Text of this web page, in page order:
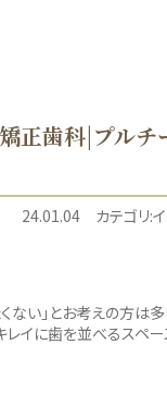
正歯科|プル
24.01.04 カテゴリ:
ない」とお考えの方は
レイに歯を並べるスペ